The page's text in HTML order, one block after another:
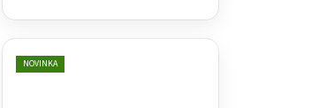
NOVINKA